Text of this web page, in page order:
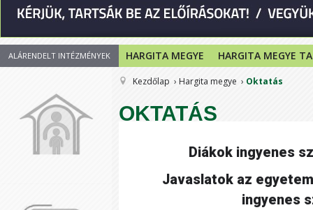
12
ALÁRENDELT INTÉZMÉNYEK HARGITA MEGYE HARGITA MEGYE
Kezdőlap Hargita megye Oktatás
OKTATÁS
Diákok ingyenes
Javaslatok az
ingyenes